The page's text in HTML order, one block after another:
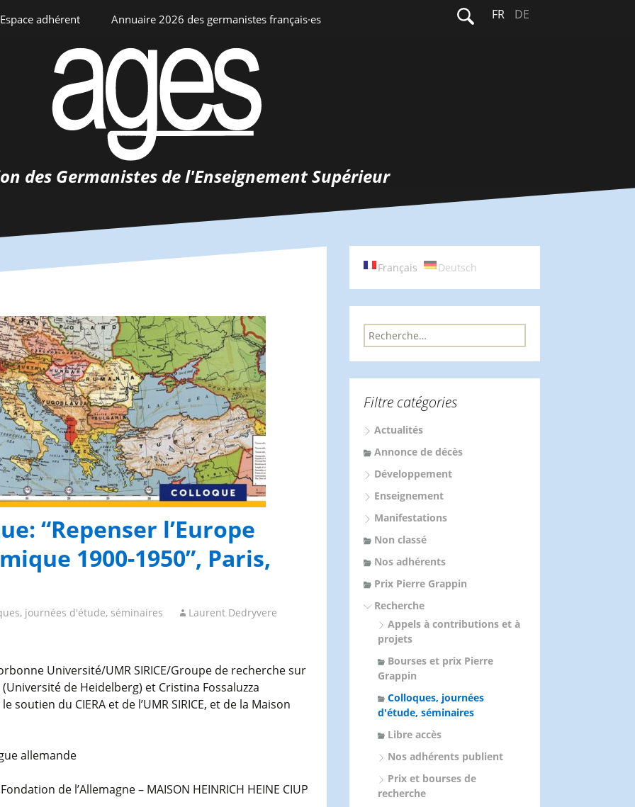
Espace adhérent
Espace personnel
Annuaire 2026 des germanistes français·es
Annuaire interne
Rechercher :
FR DE
des Germanistes de l'Enseignement Supérieur
“Repenser l’Europe
1900-1950”, Paris,
journées d'étude, séminaires Laurent Dedryvere
Université/UMR SIRICE/Groupe de recherche sur
de Heidelberg) et Cristina Fossaluzza
soutien du CIERA et de l’UMR SIRICE, et de la Maison
allemande
de l’Allemagne – MAISON HEINRICH HEINE CIUP
Français Deutsch
R
e
r
h
e
:
Filtre catégories
Actualités
Annonce de décès
Développement
Enseignement
Manifestations
Non classé
Nos adhérents
Prix Pierre Grappin
Recherche
Appels à contributions et à
projets
Bourses et prix Pierre
Grappin
Colloques, journées
d'étude, séminaires
Libre accès
Nos adhérents publient
Prix et bourses de
recherche